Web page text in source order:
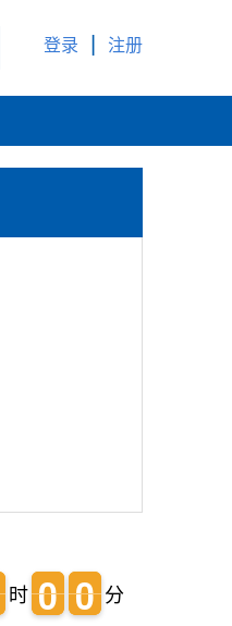
登录 注册
时 0
0
0
0 0
0
0
0 分